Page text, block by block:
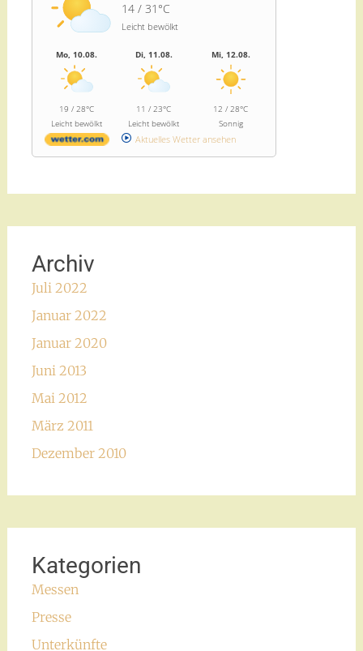
14 / 31°C
Leicht bewölkt
Mo, 10.08.
19 / 28°C
Leicht bewölkt
Di, 11.08.
11 / 23°C
Leicht bewölkt
Mi, 12.08.
12 / 28°C
Sonnig
Aktuelles Wetter ansehen
Archiv
Juli 2022
Januar 2022
Januar 2020
Juni 2013
Mai 2012
März 2011
Dezember 2010
Kategorien
Messen
Presse
Unterkünfte